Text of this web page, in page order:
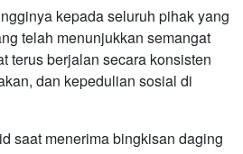
kepada seluruh pihak yang
telah menunjukkan semangat
terus berjalan secara konsisten
dan kepedulian sosial di
saat menerima bingkisan daging